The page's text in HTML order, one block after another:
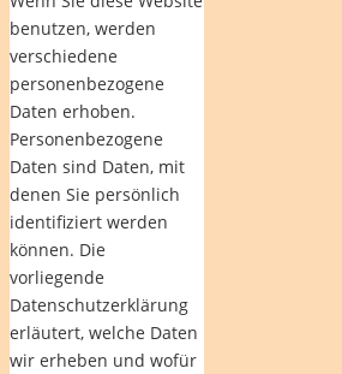
benutzen, werden
verschiedene
personenbezogene
Daten erhoben.
Personenbezogene
Daten sind Daten, mit
denen Sie persönlich
identifiziert werden
können. Die
vorliegende
Datenschutzerklärung
erläutert, welche Daten
wir erheben und wofür